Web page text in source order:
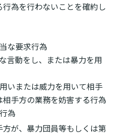
為を行わないことを確約し
な要求行為
言動をし、または暴力を用
いまたは威力を用いて相手
手方の業務を妨害する行為
為
が、暴力団員等もしくは第